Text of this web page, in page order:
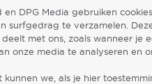
en DPG Media gebruiken
surfgedrag te verzamelen.
met ons, zoals wanneer je
onze media te analyseren en
kunnen we, als je hier